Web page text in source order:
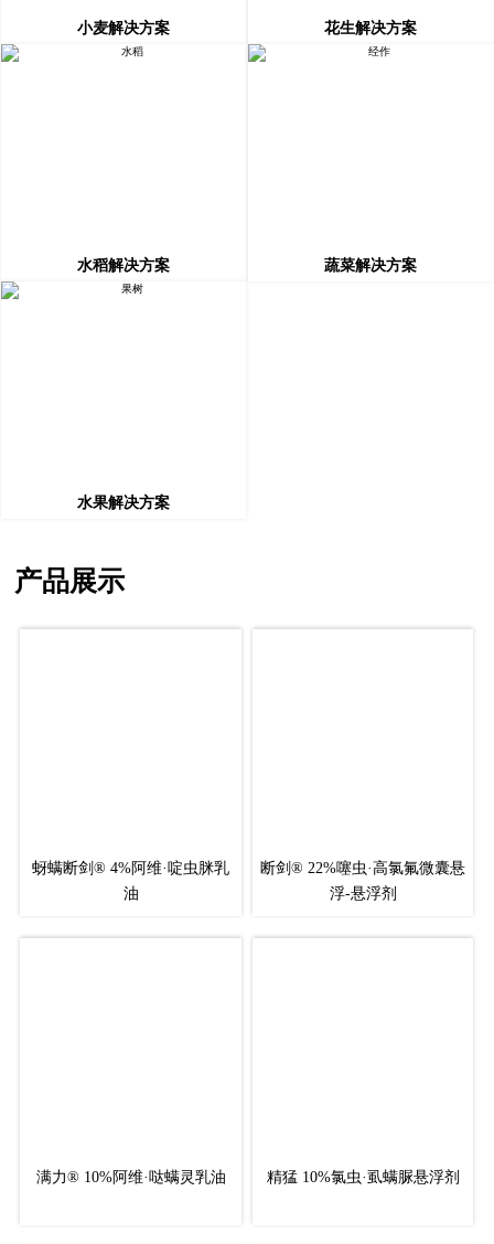
小麦解决方案 花生解决方案
水稻解决方案 蔬菜解决方案
水果解决方案
产品展示
蚜螨断剑® 4%阿维·啶虫脒乳
油
断剑® 22%噻虫·高氯氟微囊悬
浮-悬浮剂
满力® 10%阿维·哒螨灵乳油 精猛 10%氯虫·虱螨脲悬浮剂